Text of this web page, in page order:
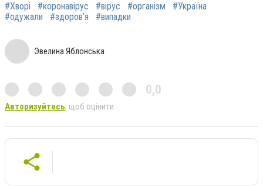
#Хворі
#коронавірус #вірус #організм
#Україна
#одужали
#здоров’я #випадки
Эвелина Яблонська
0,0
Авторизуйтесь, щоб оцінити